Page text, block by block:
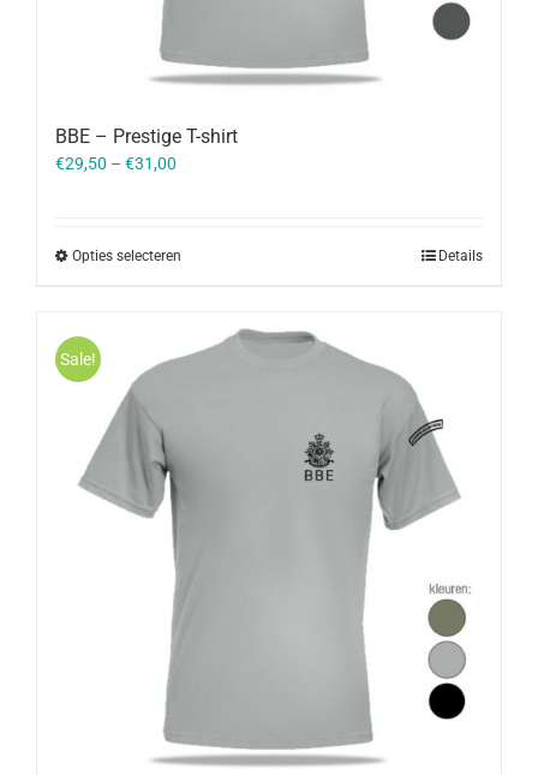
BBE – Prestige T-shirt
€29,50 – €31,00
Opties selecteren Details
Sale!